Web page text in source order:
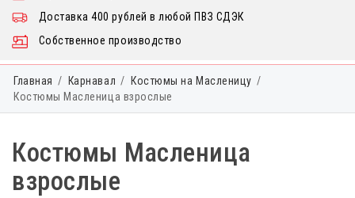
Собственное производство
Доставка 400 рублей в любой ПВЗ СДЭК
Главная Карнавал
Костюмы на Масленицу
Костюмы Масленица взрослые
Костюмы Масленица
взрослые